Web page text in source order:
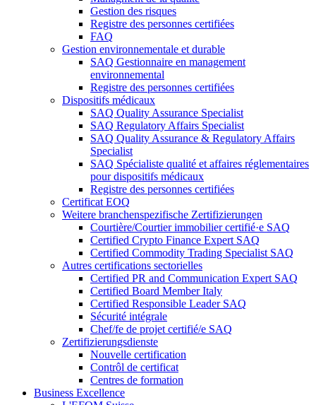
Gestion des risques
Registre des personnes certifiées
FAQ
Gestion environnementale et durable
SAQ Gestionnaire en management
environnemental
Registre des personnes certifiées
Dispositifs médicaux
SAQ Quality Assurance Specialist
SAQ Regulatory Affairs Specialist
SAQ Quality Assurance & Regulatory Affairs
Specialist
SAQ Spécialiste qualité et affaires réglementaires
pour dispositifs médicaux
Registre des personnes certifiées
Certificat EOQ
Weitere branchenspezifische Zertifizierungen
Courtière/Courtier immobilier certifié·e SAQ
Certified Crypto Finance Expert SAQ
Certified Commodity Trading Specialist SAQ
Autres certifications sectorielles
Certified PR and Communication Expert SAQ
Certified Board Member Italy
Certified Responsible Leader SAQ
Sécurité intégrale
Chef/fe de projet certifié/e SAQ
Zertifizierungsdienste
Nouvelle certification
Contrôl de certificat
Centres de formation
Business Excellence